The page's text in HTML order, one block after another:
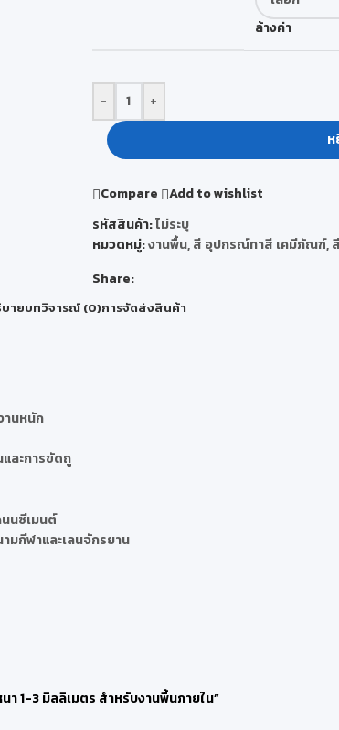
ล้างค่า
-
+
ห
Compare
Add to wishlist
รหัสสินค้า:ไม่ระบุ
หมวดหมู่:งานพื้น,สี อุปกรณ์ทาสี เคมีภัณฑ์,
Share:
ายบทวิจารณ์ (0)การจัดส่งสินค้า
านหนัก
ละการขัดถู
นซีเมนต์
มกีฬาและเลนจักรยาน
1-3 มิลลิเมตร สำหรับงานพื้นภายใน”